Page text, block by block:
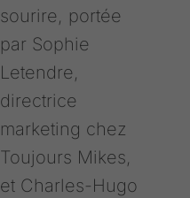
sourire, portée
par Sophie
Letendre,
directrice
marketing chez
Toujours Mikes,
et Charles-Hugo